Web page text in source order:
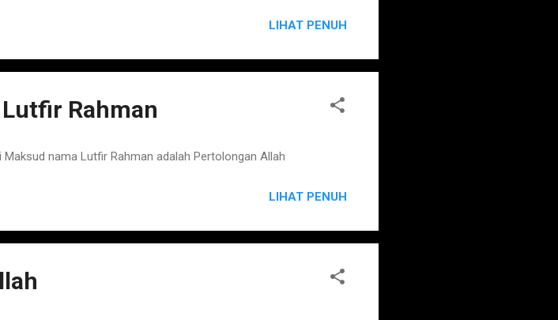
LIHAT PENUH
Rahman
nama Lutfir Rahman adalah Pertolongan Allah
LIHAT PENUH